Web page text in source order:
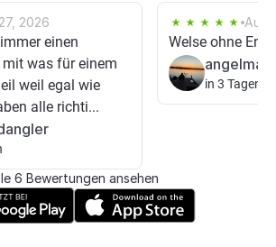
2026
einen
was für einem
weil egal wie
alle richti...
Aug
Welse ohne
in 3 Tagen
6 Bewertungen ansehen